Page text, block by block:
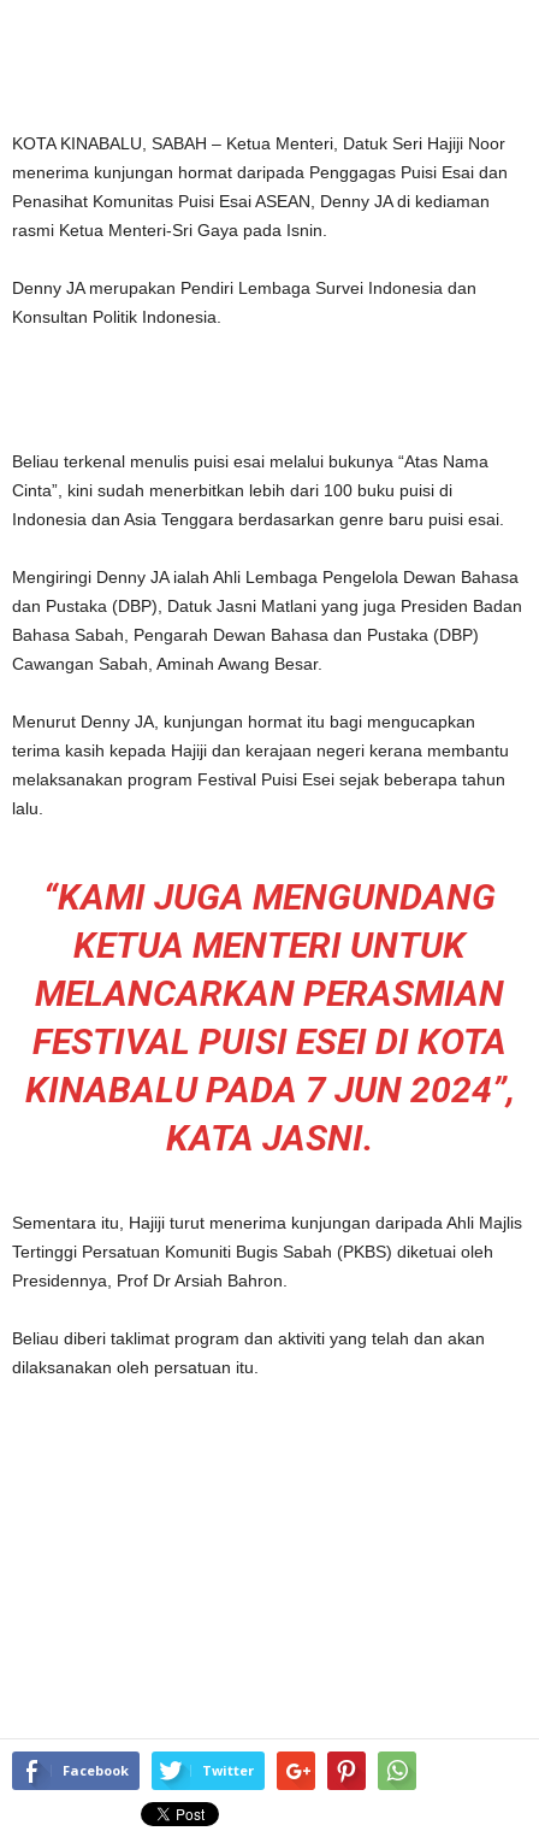
KOTA KINABALU, SABAH – Ketua Menteri, Datuk Seri Hajiji Noor
menerima kunjungan hormat daripada Penggagas Puisi Esai dan
Penasihat Komunitas Puisi Esai ASEAN, Denny JA di kediaman
rasmi Ketua Menteri-Sri Gaya pada Isnin.
Denny JA merupakan Pendiri Lembaga Survei Indonesia dan
Konsultan Politik Indonesia.
Beliau terkenal menulis puisi esai melalui bukunya “Atas Nama
Cinta”, kini sudah menerbitkan lebih dari 100 buku puisi di
Indonesia dan Asia Tenggara berdasarkan genre baru puisi esai.
Mengiringi Denny JA ialah Ahli Lembaga Pengelola Dewan Bahasa
dan Pustaka (DBP), Datuk Jasni Matlani yang juga Presiden Badan
Bahasa Sabah, Pengarah Dewan Bahasa dan Pustaka (DBP)
Cawangan Sabah, Aminah Awang Besar.
Menurut Denny JA, kunjungan hormat itu bagi mengucapkan
terima kasih kepada Hajiji dan kerajaan negeri kerana membantu
melaksanakan program Festival Puisi Esei sejak beberapa tahun
lalu.
“KAMI JUGA MENGUNDANG
KETUA MENTERI UNTUK
MELANCARKAN PERASMIAN
FESTIVAL PUISI ESEI DI KOTA
KINABALU PADA 7 JUN 2024”,
KATA JASNI.
Sementara itu, Hajiji turut menerima kunjungan daripada Ahli Majlis
Tertinggi Persatuan Komuniti Bugis Sabah (PKBS) diketuai oleh
Presidennya, Prof Dr Arsiah Bahron.
Beliau diberi taklimat program dan aktiviti yang telah dan akan
dilaksanakan oleh persatuan itu.
Facebook Twitter